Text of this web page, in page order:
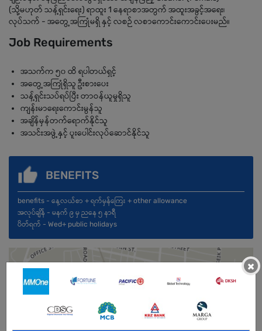
(သို့မဟုတ် သန့်ရှင်းရေး) ရာထူး 1 နေရာစာအတွက် အထူးအခွင့်အရေး၊
လုပ်သက် - အတွေ့အကြုံမရှိ နှင့် လစဉ် လစာကောင်းကောင်းပေးမည်။
Job Requirements
အသက်က ၅၀ ထိ ရပါတယ်ရှင့်
အတွေ့အကြုံရှိသူ ဦးစားပေး
သန့်ရှင်းသပ်ရပ်ပြီး တာဝန်ယူမှုရှိသူ
ကျန်းမာရေးကောင်းမွန်သူ
အချိန်မှန်တက်ရောက်နိုင်သူ
အသင်းအဖွဲ့နှင့် ပူးပေါင်းလုပ်ဆောင်နိုင်သူ
BENEFITS
benefits - နေ့လယ်စာ + ရက်မှန်ကြေး + other allowance
အလုပ်ချိန် - မနက် ၉ မှ ညနေ ၅ နာရီ
ပိတ်ရက် - Wed+ public holidays
×